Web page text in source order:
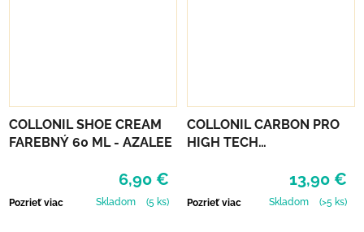
COLLONIL SHOE CREAM
FAREBNÝ 60 ML - AZALEE
6,90 €
Pozrieť viac Skladom (5 ks)
COLLONIL CARBON PRO
HIGH TECH
13,90 €
Pozrieť viac Skladom (>5 ks)